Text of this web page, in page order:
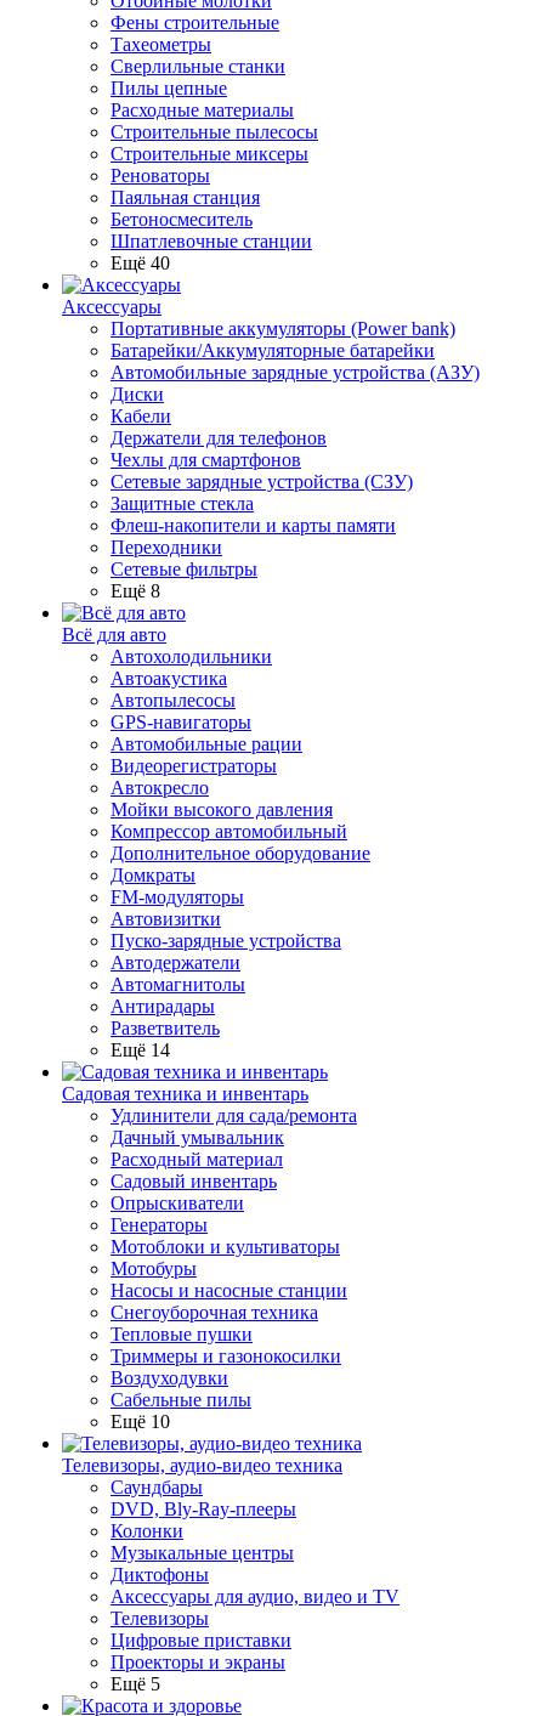
Фены строительные
Тахеометры
Сверлильные станки
Пилы цепные
Расходные материалы
Строительные пылесосы
Строительные миксеры
Реноваторы
Паяльная станция
Бетоносмеситель
Шпатлевочные станции
Ещё 40
Аксессуары
Портативные аккумуляторы (Power bank)
Батарейки/Аккумуляторные батарейки
Автомобильные зарядные устройства (АЗУ)
Диски
Кабели
Держатели для телефонов
Чехлы для смартфонов
Сетевые зарядные устройства (СЗУ)
Защитные стекла
Флеш-накопители и карты памяти
Переходники
Сетевые фильтры
Ещё 8
Всё для авто
Автохолодильники
Автоакустика
Автопылесосы
GPS-навигаторы
Автомобильные рации
Видеорегистраторы
Автокресло
Мойки высокого давления
Компрессор автомобильный
Дополнительное оборудование
Домкраты
FM-модуляторы
Автовизитки
Пуско-зарядные устройства
Автодержатели
Автомагнитолы
Антирадары
Разветвитель
Ещё 14
Садовая техника и инвентарь
Удлинители для сада/ремонта
Дачный умывальник
Расходный материал
Садовый инвентарь
Опрыскиватели
Генераторы
Мотоблоки и культиваторы
Мотобуры
Насосы и насосные станции
Снегоуборочная техника
Тепловые пушки
Триммеры и газонокосилки
Воздуходувки
Сабельные пилы
Ещё 10
Телевизоры, аудио-видео техника
Саундбары
DVD, Bly-Ray-плееры
Колонки
Музыкальные центры
Диктофоны
Аксессуары для аудио, видео и TV
Телевизоры
Цифровые приставки
Проекторы и экраны
Ещё 5